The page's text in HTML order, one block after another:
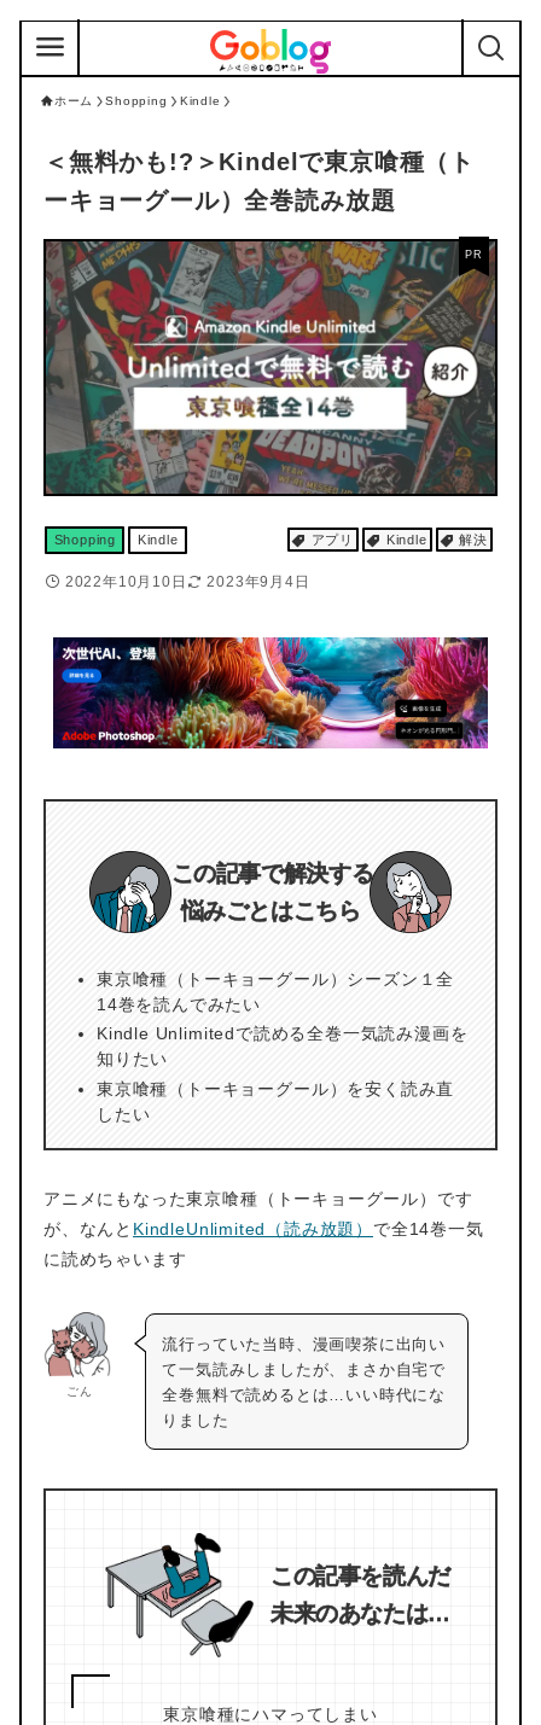
ホーム Shopping Kindle
＜無料かも!?＞ Kindelで東京喰種（ト
ーキョーグール）全巻読み放題
Shopping Kindle アプリ Kindle 解決
2022年10月10日 2023年9月4日
この記事で解決する
悩みごとはこちら
東京喰種（トーキョーグール）シーズン１全
14巻を読んでみたい
Kindle Unlimitedで読める全巻一気読み漫画を
知りたい
東京喰種（トーキョーグール）を安く読み直
したい
アニメにもなった東京喰種（トーキョーグール）です
が、なんと KindleUnlimited（読み放題） で全14巻一気
に読めちゃいます
ごん
流行っていた当時、漫画喫茶に出向い
て一気読みしましたが、まさか自宅で
全巻無料で読めるとは…いい時代にな
りました
この記事を読んだ
未来のあなたは…
東京喰種にハマってしまい